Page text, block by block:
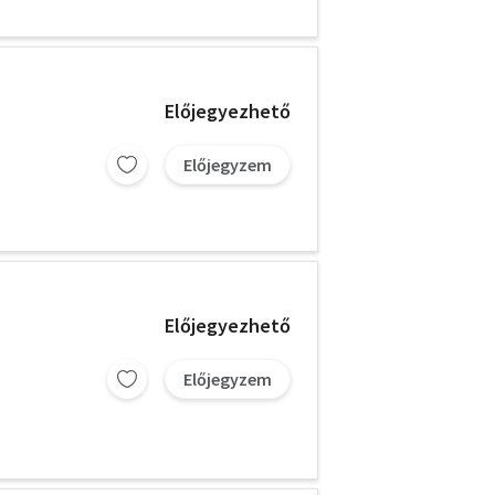
Előjegyezhető
Előjegyzem
Előjegyezhető
Előjegyzem